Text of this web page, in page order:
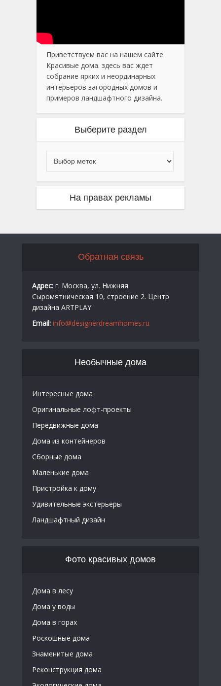
Приветствуем вас на нашем сайте
Красивые дома. здесь вас ждет
собрание ярких и неординарных
интерьеров загородных домов и
примеров ландшафтного дизайна.
Выберите раздел
На правах рекламы
Обратная связь
Адрес: г. Москва, ул. Нижняя
Сыромятническая 10, строение 2. Центр
дизайна ARTPLAY
Email: info@designerdreamhomes.ru
Необычные дома
Интересные дома
Оригинальные лофт-проекты
Передвижные дома
Дома из контейнеров
Сборные дома
Маленькие дома
Пристройка к дому
Удивительные экстерьеры
Ландшафтный дизайн
Фото красивых домов
Дома в лесу
Дома у воды
Дома в горах
Роскошные дома
Знаменитые дома
Реконструкция дома